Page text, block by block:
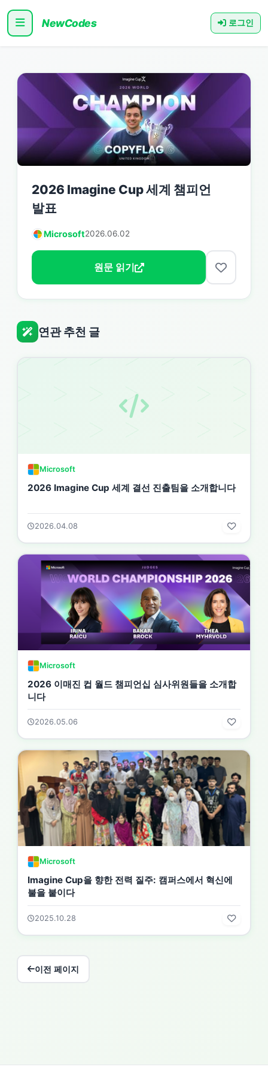
NewCodes 로그인
2026 Imagine Cup 세계 챔피언
발표
Microsoft2026.06.02
원문 읽기
연관 추천 글
Microsoft
2026 Imagine Cup 세계 결선 진출팀을 소개합니다
2026.04.08
Microsoft
2026 이매진 컵 월드 챔피언십 심사위원들을 소개합
니다
2026.05.06
Microsoft
Imagine Cup을 향한 전력 질주: 캠퍼스에서 혁신에
불을 붙이다
2025.10.28
이전 페이지